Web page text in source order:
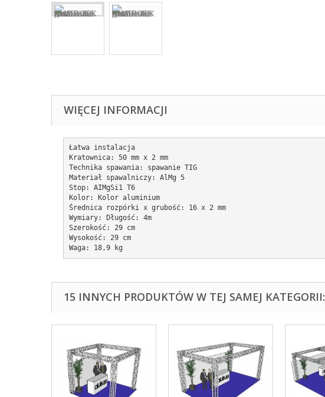
WIĘCEJ INFORMACJI
Łatwa instalacja
Kratownica: 50 mm x 2 mm
Technika spawania: spawanie TIG
Materiał spawalniczy: AlMg 5
Stop: AIMgSi1 T6
Kolor: Kolor aluminium
Średnica rozpórki x grubość: 16 x 2 mm
Wymiary: Długość: 4m
Szerokość: 29 cm
Wysokość: 29 cm
Waga: 18,9 kg
15 INNYCH PRODUKTÓW W TEJ SAMEJ KATEGORII: